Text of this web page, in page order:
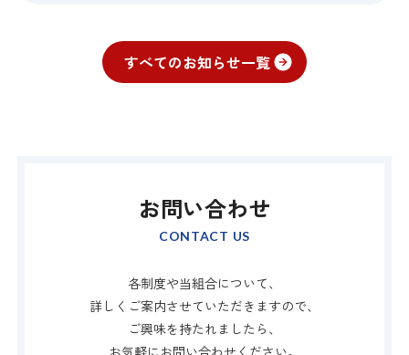
すべてのお知らせ一覧
お問い合わせ
CONTACT US
各制度や当組合について、
詳しくご案内させていただきますので、
ご興味を持たれましたら、
お気軽にお問い合わせください。